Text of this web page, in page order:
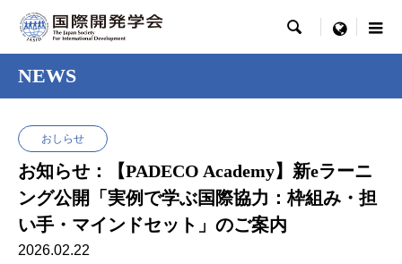
 menu
NEWS
おしらせ
お知らせ：【PADECO Academy】新eラーニ
ング公開「実例で学ぶ国際協力：枠組み・担
い手・マインドセット」のご案内
2026.02.22